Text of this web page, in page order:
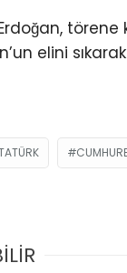
törene
elini